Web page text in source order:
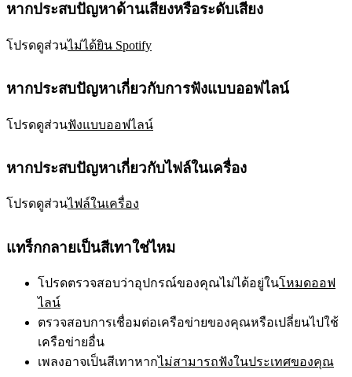
หากประสบปัญหาด้านเสียงหรือระดับเสียง
โปรดดูส่วนไม่ได้ยิน Spotify
หากประสบปัญหาเกี่ยวกับการฟังแบบออฟไลน์
โปรดดูส่วนฟังแบบออฟไลน์
หากประสบปัญหาเกี่ยวกับไฟล์ในเครื่อง
โปรดดูส่วนไฟล์ในเครื่อง
แทร็กกลายเป็นสีเทาใช่ไหม
โปรดตรวจสอบว่าอุปกรณ์ของคุณไม่ได้อยู่ในโหมดออฟ
ไลน์
ตรวจสอบการเชื่อมต่อเครือข่ายของคุณหรือเปลี่ยนไปใช้
เครือข่ายอื่น
เพลงอาจเป็นสีเทาหากไม่สามารถฟังในประเทศของคุณ